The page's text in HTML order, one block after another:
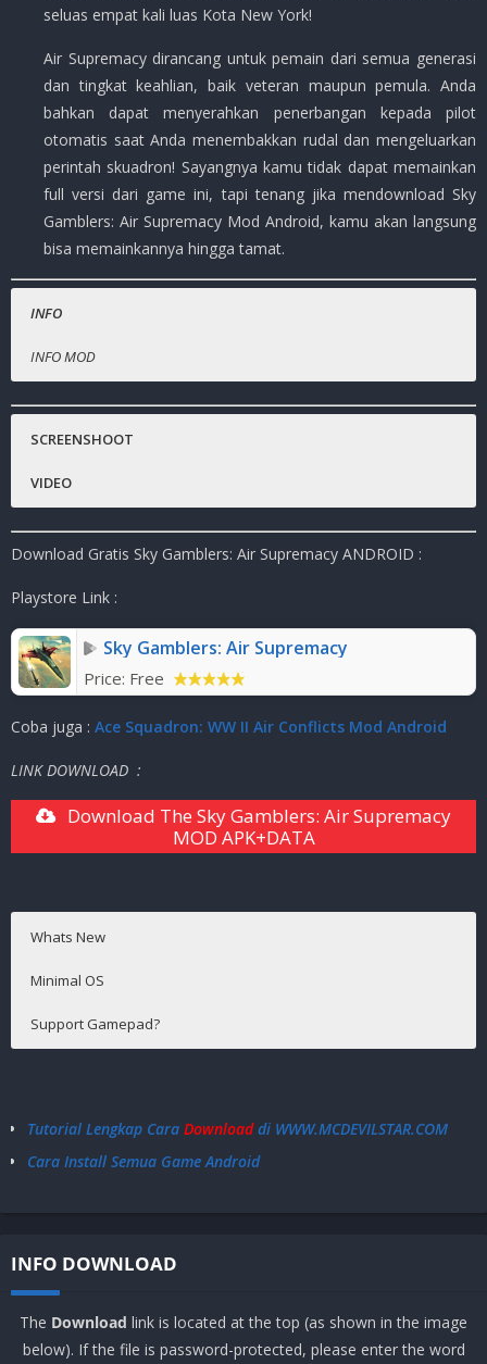
seluas empat kali luas Kota New York!
Air Supremacy dirancang untuk pemain dari semua generasi
dan tingkat keahlian, baik veteran maupun pemula. Anda
bahkan dapat menyerahkan penerbangan kepada pilot
otomatis saat Anda menembakkan rudal dan mengeluarkan
perintah skuadron! Sayangnya kamu tidak dapat memainkan
full versi dari game ini, tapi tenang jika mendownload Sky
Gamblers: Air Supremacy Mod Android, kamu akan langsung
bisa memainkannya hingga tamat.
INFO
INFO MOD
Platfrom
Publisher:Atypical Games
Ukuran Game
SCREENSHOOT
VIDEO
Download Gratis Sky Gamblers: Air Supremacy ANDROID :
Playstore Link :
Sky Gamblers: Air Supremacy
Price: Free
Coba juga : Ace Squadron: WW II Air Conflicts Mod Android
LINK DOWNLOAD :
Download The Sky Gamblers: Air Supremacy
MOD APK+DATA
Whats New
Minimal OS
Support Gamepad?
Tutorial Lengkap Cara Downloaddi WWW.MCDEVILSTAR.COM
Cara Install Semua Game Android
INFO DOWNLOAD
The Download link is located at the top (as shown in the image
below). If the file is password-protected, please enter the word